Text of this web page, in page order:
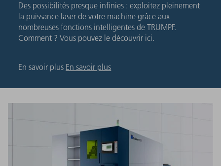
Des possibilités presque infinies : exploitez pleinement
la puissance laser de votre machine grâce aux
nombreuses fonctions intelligentes de TRUMPF.
Comment ? Vous pouvez le découvrir ici.
En savoir plus En savoir plus